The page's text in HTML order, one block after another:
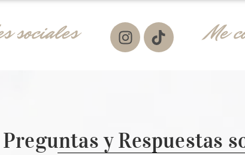
sociales Me
Preguntas y Respuestas